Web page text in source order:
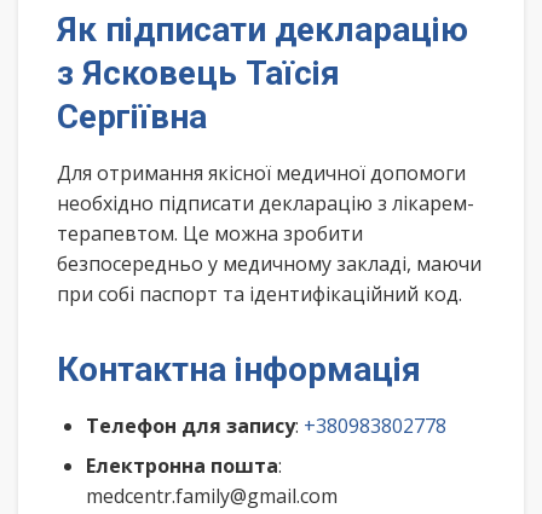
Як підписати декларацію
з Ясковець Таїсія
Сергіївна
Для отримання якісної медичної допомоги
необхідно підписати декларацію з лікарем-
терапевтом. Це можна зробити
безпосередньо у медичному закладі, маючи
при собі паспорт та ідентифікаційний код.
Контактна інформація
Телефон для запису: +380983802778
Електронна пошта:
medcentr.family@gmail.com